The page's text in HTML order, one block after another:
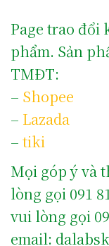
Page trao đổi
phẩm. Sản
TMĐT:
– Shopee
– Lazada
– tiki
Mọi góp ý và
lòng gọi 091
vui lòng gọi
email: